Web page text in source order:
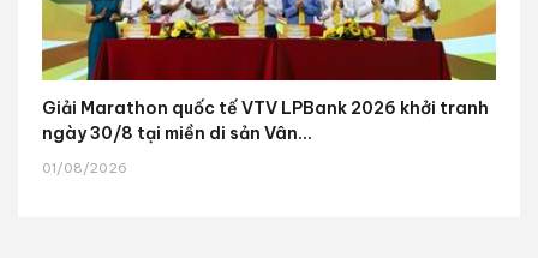
Giải Marathon quốc tế VTV LPBank 2026 khởi tranh
ngày 30/8 tại miền di sản Vân...
01/08/2026